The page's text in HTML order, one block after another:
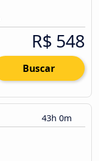
R$ 548
Buscar
43h 0m